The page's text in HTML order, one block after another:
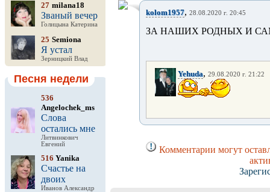
27 milana18
Званый вечер
Голицына Катерина
25 Semiona
Я устал
Зерницкий Влад
Песня недели
536
Angelochek_ms
Слова
остались мне
Литвинкович
Евгений
516 Yanika
Счастье на
двоих
Иванов Александр
kolom1957, 28.08.2020 г. 20:45
ЗА НАШИХ РОДНЫХ И
Yehuda, 29.08.2020 г. 21:22
Комментарии могут